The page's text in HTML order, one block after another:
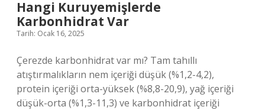
Hangi Kuruyemişlerde
Karbonhidrat Var
Tarih: Ocak 16, 2025
Çerezde karbonhidrat var mı? Tam tahıllı
atıştırmalıkların nem içeriği düşük (%1,2-4,2),
protein içeriği orta-yüksek (%8,8-20,9), yağ içeriği
düşük-orta (%1,3-11,3) ve karbonhidrat içeriği